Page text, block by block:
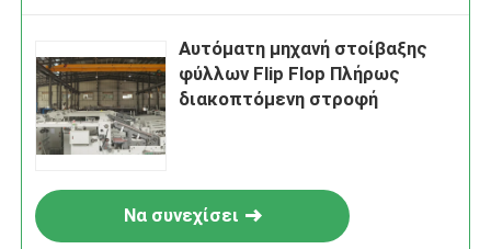
Αυτόματη μηχανή στοίβαξης
φύλλων Flip Flop Πλήρως
διακοπτόμενη στροφή
Να συνεχίσει